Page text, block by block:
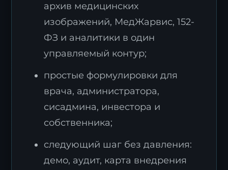
архив медицинских
изображений, МедЖарвис, 152-
ФЗ и аналитики в один
управляемый контур;
простые формулировки для
врача, администратора,
сисадмина, инвестора и
собственника;
следующий шаг без давления:
демо, аудит, карта внедрения